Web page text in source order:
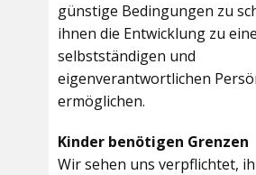
günstige Bedingungen zu
ihnen die Entwicklung zu
selbstständigen und
eigenverantwortlichen
ermöglichen.
Kinder benötigen Grenzen
Wir sehen uns verpflichtet,